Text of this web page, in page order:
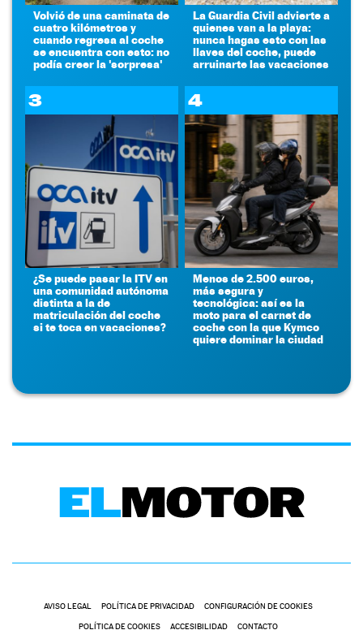
Volvió de una caminata de
cuatro kilómetros y
cuando regresa al coche
se encuentra con esto: no
podía creer la 'sorpresa'
La Guardia Civil advierte a
quienes van a la playa:
nunca hagas esto con las
llaves del coche, puede
arruinarte las vacaciones
3
¿Se puede pasar la ITV en
una comunidad autónoma
distinta a la de
matriculación del coche
si te toca en vacaciones?
4
Menos de 2.500 euros,
más segura y
tecnológica: así es la
moto para el carnet de
coche con la que Kymco
quiere dominar la ciudad
AVISO LEGAL POLÍTICA DE PRIVACIDAD CONFIGURACIÓN DE COOKIES
POLÍTICA DE COOKIES ACCESIBILIDAD CONTACTO